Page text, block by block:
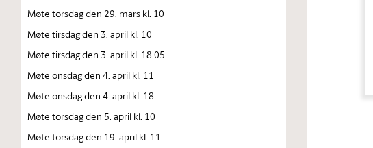
Møte torsdag den 29. mars kl. 10
Møte tirsdag den 3. april kl. 10
Møte tirsdag den 3. april kl. 18.05
Møte onsdag den 4. april kl. 11
Møte onsdag den 4. april kl. 18
Møte torsdag den 5. april kl. 10
Møte torsdag den 19. april kl. 11